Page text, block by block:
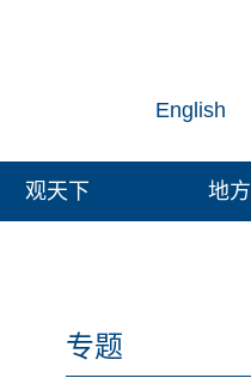
English
观天下 地方
专题